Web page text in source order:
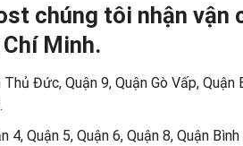
chúng tôi nhận vận
Minh.
Đức, Quận 9, Quận Gò Vấp,
4, Quận 5, Quận 6, Quận 8, Quận